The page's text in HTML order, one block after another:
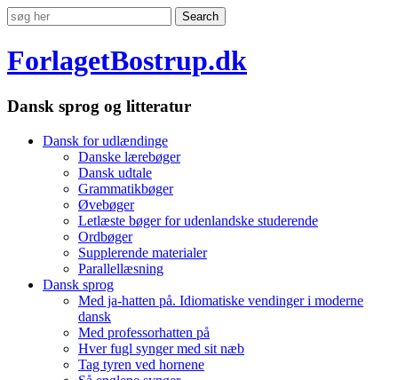
ForlagetBostrup.dk
Dansk sprog og litteratur
Dansk for udlændinge
Danske lærebøger
Dansk udtale
Grammatikbøger
Øvebøger
Letlæste bøger for udenlandske studerende
Ordbøger
Supplerende materialer
Parallellæsning
Dansk sprog
Med ja-hatten på. Idiomatiske vendinger i moderne
dansk
Med professorhatten på
Hver fugl synger med sit næb
Tag tyren ved hornene